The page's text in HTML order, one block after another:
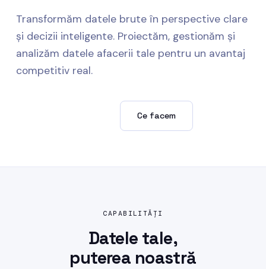
Transformăm datele brute în perspective clare
și decizii inteligente. Proiectăm, gestionăm și
analizăm datele afacerii tale pentru un avantaj
competitiv real.
Ce facem
CAPABILITĂȚI
Datele tale,
puterea noastră